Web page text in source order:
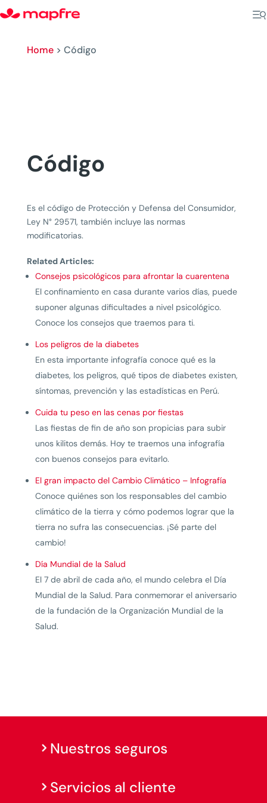
Home> Código
Código
Es el código de Protección y Defensa del Consumidor,
Ley N° 29571, también incluye las normas
modificatorias.
Related Articles:
Consejos psicológicos para afrontar la cuarentena
El confinamiento en casa durante varios días, puede
suponer algunas dificultades a nivel psicológico.
Conoce los consejos que traemos para ti.
Los peligros de la diabetes
En esta importante infografía conoce qué es la
diabetes, los peligros, qué tipos de diabetes existen,
síntomas, prevención y las estadísticas en Perú.
Cuida tu peso en las cenas por fiestas
Las fiestas de fin de año son propicias para subir
unos kilitos demás. Hoy te traemos una infografía
con buenos consejos para evitarlo.
El gran impacto del Cambio Climático – Infografía
Conoce quiénes son los responsables del cambio
climático de la tierra y cómo podemos lograr que la
tierra no sufra las consecuencias. ¡Sé parte del
cambio!
Día Mundial de la Salud
El 7 de abril de cada año, el mundo celebra el Día
Mundial de la Salud. Para conmemorar el aniversario
de la fundación de la Organización Mundial de la
Salud.
Nuestros seguros
Servicios al cliente